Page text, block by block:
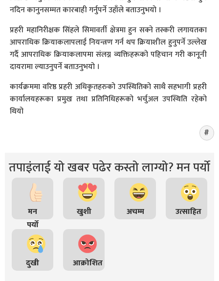
नदिन कानुनसम्मत कारबाही गर्नुपर्ने उहाँले बताउनुभयो ।
प्रहरी महानिरीक्षक सिंहले सिमावर्ती क्षेत्रमा हुन सक्ने तस्करी लगायतका
आपराधिक क्रियाकलापलाई नियन्त्रण गर्न थप क्रियाशील हुनुपर्ने उल्लेख
गर्दै आपराधिक क्रियाकलापमा संलग्न व्यक्तिहरूको पहिचान गरी कानूनी
दायरामा ल्याउनुपर्ने बताउनुभयो ।
कार्यक्रममा वरिष्ठ प्रहरी अधिकृतहरुको उपस्थितिको साथै सहभागी प्रहरी
कार्यालयहरूका प्रमुख तथा प्रतिनिधिहरूको भर्चुअल उपस्थिति रहेको
थियो
तपाइंलाई यो खबर पढेर कस्तो लाग्यो? मन पर्यो
मन
पर्यो
खुशी अचम्म उत्साहित
दुखी आक्रोशित